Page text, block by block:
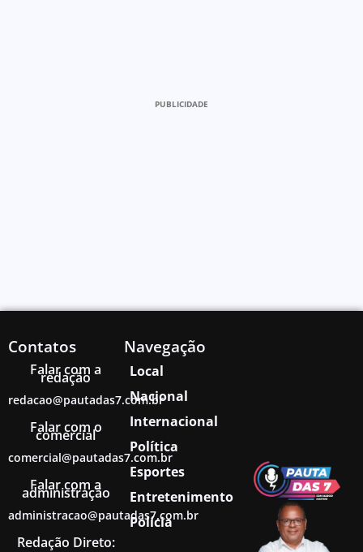
PUBLICIDADE
Contatos
Falar com a
redação
redacao@pautadas7.com.br
Falar com o
comercial
comercial@pautadas7.com.br
Falar com a
administração
administracao@pautadas7.com.br
Redação Direto:
Navegação
Local
Nacional
Internacional
Política
Esportes
Entretenimento
Polícia